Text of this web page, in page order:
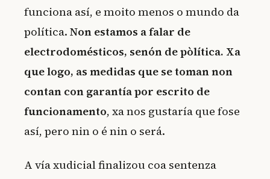
funciona así, e moito menos o mundo da
política. Non estamos a falar de
electrodomésticos, senón de pòlítica. Xa
que logo, as medidas que se toman non
contan con garantía por escrito de
funcionamento, xa nos gustaría que fose
así, pero nin o é nin o será.
A vía xudicial finalizou coa sentenza